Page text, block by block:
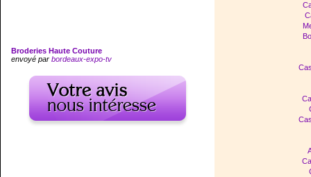
Broderies Haute Couture
envoyé par bordeaux-expo-tv